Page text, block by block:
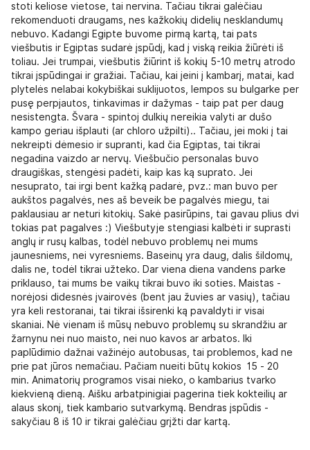
stoti keliose vietose, tai nervina. Tačiau tikrai galėčiau
rekomenduoti draugams, nes kažkokių didelių nesklandumų
nebuvo. Kadangi Egipte buvome pirmą kartą, tai pats
viešbutis ir Egiptas sudarė įspūdį, kad į viską reikia žiūrėti iš
toliau. Jei trumpai, viešbutis žiūrint iš kokių 5-10 metrų atrodo
tikrai įspūdingai ir gražiai. Tačiau, kai įeini į kambarį, matai, kad
plytelės nelabai kokybiškai suklijuotos, lempos su bulgarke per
pusę perpjautos, tinkavimas ir dažymas - taip pat per daug
nesistengta. Švara - spintoj dulkių nereikia valyti ar dušo
kampo geriau išplauti (ar chloro užpilti).. Tačiau, jei moki į tai
nekreipti dėmesio ir supranti, kad čia Egiptas, tai tikrai
negadina vaizdo ar nervų. Viešbučio personalas buvo
draugiškas, stengėsi padėti, kaip kas ką suprato. Jei
nesuprato, tai irgi bent kažką padarė, pvz.: man buvo per
aukštos pagalvės, nes aš beveik be pagalvės miegu, tai
paklausiau ar neturi kitokių. Sakė pasirūpins, tai gavau plius dvi
tokias pat pagalves :) Viešbutyje stengiasi kalbėti ir suprasti
anglų ir rusų kalbas, todėl nebuvo problemų nei mums
jaunesniems, nei vyresniems. Baseinų yra daug, dalis šildomų,
dalis ne, todėl tikrai užteko. Dar viena diena vandens parke
priklauso, tai mums be vaikų tikrai buvo iki soties. Maistas -
norėjosi didesnės įvairovės (bent jau žuvies ar vasių), tačiau
yra keli restoranai, tai tikrai išsirenki ką pavaldyti ir visai
skaniai. Nė vienam iš mūsų nebuvo problemų su skrandžiu ar
žarnynu nei nuo maisto, nei nuo kavos ar arbatos. Iki
paplūdimio dažnai važinėjo autobusas, tai problemos, kad ne
prie pat jūros nemačiau. Pačiam nueiti būtų kokios 15 - 20
min. Animatorių programos visai nieko, o kambarius tvarko
kiekvieną dieną. Aišku arbatpinigiai pagerina tiek kokteilių ar
alaus skonį, tiek kambario sutvarkymą. Bendras įspūdis -
sakyčiau 8 iš 10 ir tikrai galėčiau grįžti dar kartą.